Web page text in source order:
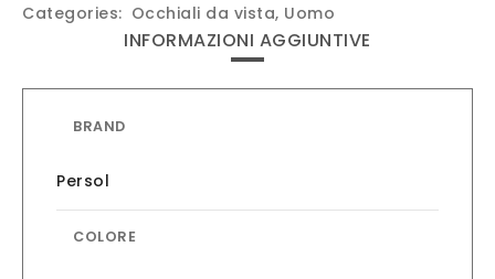
Categories: Occhiali da vista, Uomo
INFORMAZIONI AGGIUNTIVE
BRAND
Persol
COLORE